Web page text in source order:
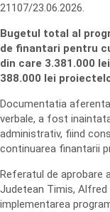
21107/23.06.2026.
Bugetul total al
de finantari pentru
din care 3.381.000
388.000 lei
Documentatia
verbale, a fost
administrativ, fiind
continuarea finantarii
Referatul de aprobare
Judetean Timis,
implementarea